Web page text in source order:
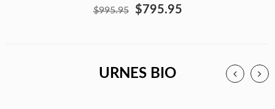
$995.95 $795.95
URNES BIO